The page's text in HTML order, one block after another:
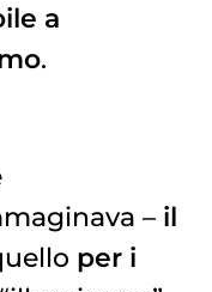
a
.
– il
per i